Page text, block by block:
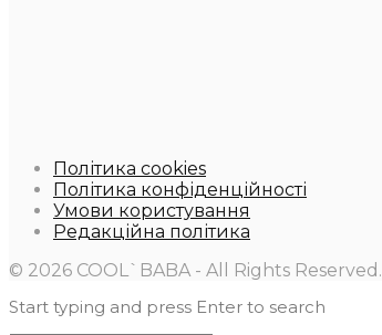
Політика cookies
Політика конфіденційності
Умови користування
Редакційна політика
© 2026 COOL`BABA - All Rights Reserved.
Start typing and press Enter to search